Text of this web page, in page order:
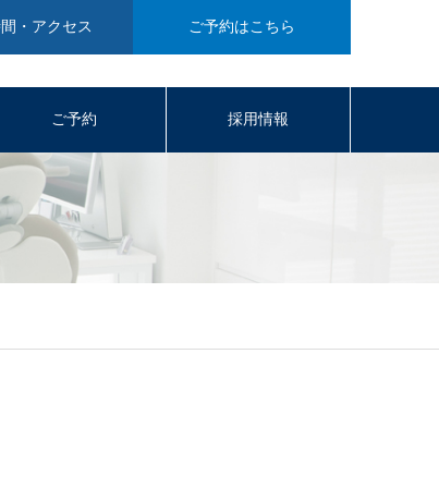
・アクセス ご予約はこちら
ご予約 採用情報